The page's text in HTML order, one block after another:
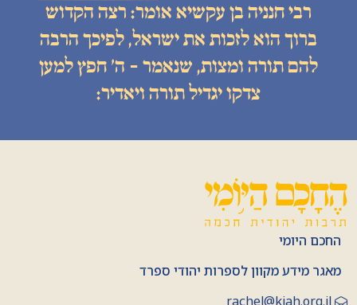
רבי חנניה בן עקשיא אומר: רצה הקדוש
ברוך הוא לזכות את ישראל, לפיכך הרבה
להם תורה ומצות, שנאמר - ה׳ חפץ למען
צדקו יגדיל תורה ויאדיר:
החכם היומי
מאגר מידע מקוון לספרות יהודי ספרד
rachel@kiah.org.il